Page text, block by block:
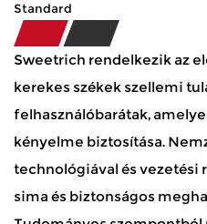
Standard
Sweetrich rendelkezik az
kerekes székek szellemi
felhasználóbarátak,
kényelme biztosítása.
technológiával és vezetési
sima és biztonságos